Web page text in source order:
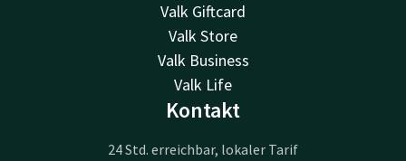
Valk Giftcard
Valk Store
Valk Business
Valk Life
Kontakt
24 Std. erreichbar, lokaler Tarif